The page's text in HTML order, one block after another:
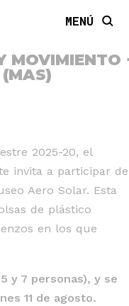
MENÚ
MOVIMIENTO
2025-20, el
invita a participar de
Aero Solar. Esta
de plástico
en los que
y 7 personas), y se
11 de agosto.